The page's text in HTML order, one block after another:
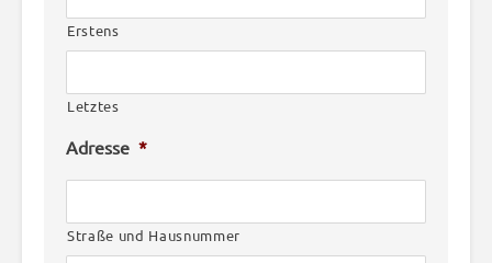
Erstens
Letztes
Adresse *
Straße und Hausnummer